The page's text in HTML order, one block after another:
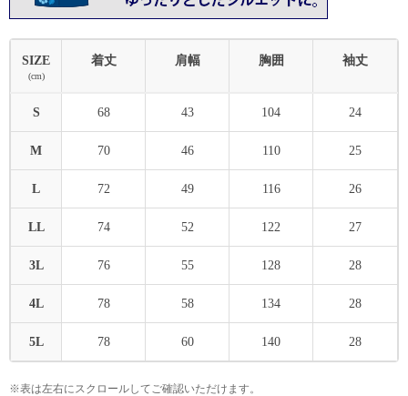
SIZE
(cm)
着丈 肩幅 胸囲 袖丈
S 68 43 104 24
M 70 46 110 25
L 72 49 116 26
LL 74 52 122 27
3L 76 55 128 28
4L 78 58 134 28
5L 78 60 140 28
※表は左右にスクロールしてご確認いただけます。